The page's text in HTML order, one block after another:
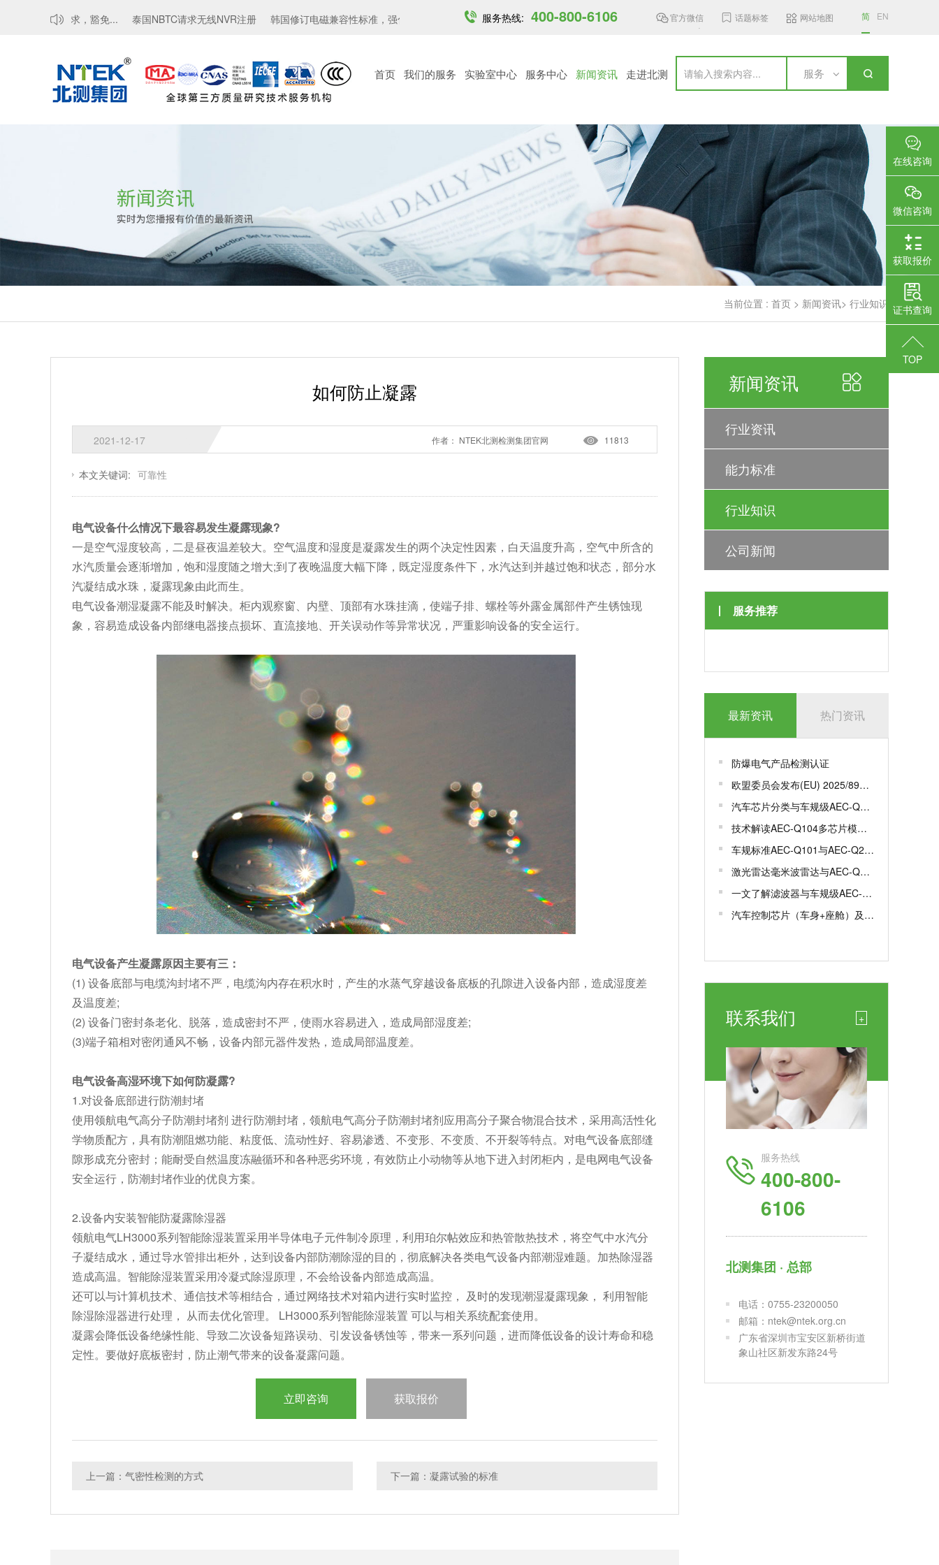
认证要求，豁免... 泰国NBTC请求无线NVR注册 韩国修订电磁兼容性标准，强化关... 印度开放6GHz中低功率免许可频段... 越南MST发布6 GHz频段无线接入设... 加拿大更新无线通信设备标准，新...
服务热线: 400-800-6106 官方微信 话题标签 网站地图 简 EN
服务
首页 我们的服务 实验室中心 服务中心 新闻资讯 走进北测
当前位置 : 首页 > 新闻资讯> 行业知识
新闻资讯
行业资讯
能力标准
行业知识
公司新闻
服务推荐
最新资讯 热门资讯
防爆电气产品检测认证
欧盟委员会发布(EU) 2025/893，更新一系列标准
汽车芯片分类与车规级AEC-Q100认证
技术解读AEC-Q104多芯片模组MCM车规级认证
车规标准AEC-Q101与AEC-Q200有何区别？
激光雷达毫米波雷达与AEC-Q100/102认证解析
一文了解滤波器与车规级AEC-Q200认证
汽车控制芯片（车身+座舱）及车规芯片AEC-Q100测试认证
联系我们 +
服务热线
400-800-
6106
北测集团 · 总部
电话：0755-23200050
邮箱：ntek@ntek.org.cn
广东省深圳市宝安区新桥街道
象山社区新发东路24号
如何防止凝露
2021-12-17 11813
作者： NTEK北测检测集团官网
本文关键词: 可靠性
电气设备什么情况下最容易发生凝露现象?
一是空气湿度较高，二是昼夜温差较大。空气温度和湿度是凝露发生的两个决定性因素，白天温度升高，空气中所含的
水汽质量会逐渐增加，饱和湿度随之增大;到了夜晚温度大幅下降，既定湿度条件下，水汽达到并越过饱和状态，部分水
汽凝结成水珠，凝露现象由此而生。
电气设备潮湿凝露不能及时解决。柜内观察窗、内壁、顶部有水珠挂滴，使端子排、螺栓等外露金属部件产生锈蚀现
象，容易造成设备内部继电器接点损坏、直流接地、开关误动作等异常状况，严重影响设备的安全运行。
电气设备产生凝露原因主要有三：
(1) 设备底部与电缆沟封堵不严，电缆沟内存在积水时，产生的水蒸气穿越设备底板的孔隙进入设备内部，造成湿度差
及温度差;
(2) 设备门密封条老化、脱落 ，造成密封不严，使雨水容易进入，造成局部湿度差;
(3)端子箱相对密闭通风不畅，设备内部元器件发热，造成局部温度差。
电气设备高湿环境下如何防凝露?
1.对设备底部进行防潮封堵
使用领航电气高分子防潮封堵剂 进行防潮封堵，领航电气高分子防潮封堵剂应用高分子聚合物混合技术，采用高活性化
学物质配方，具有防潮阻燃功能、粘度低、流动性好、容易渗透、不变形、不变质、不开裂等特点。对电气设备底部缝
隙形成充分密封；能耐受自然温度冻融循环和各种恶劣环境，有效防止小动物等从地下进入封闭柜内，是电网电气设备
安全运行，防潮封堵作业的优良方案。
2.设备内安装智能防凝露除湿器
领航电气LH3000系列智能除湿装置采用半导体电子元件制冷原理，利用珀尔帖效应和热管散热技术，将空气中水汽分
子凝结成水，通过导水管排出柜外，达到设备内部防潮除湿的目的，彻底解决各类电气设备内部潮湿难题。加热除湿器
造成高温。智能除湿装置采用冷凝式除湿原理，不会给设备内部造成高温。
还可以与计算机技术、通信技术等相结合，通过网络技术对箱内进行实时监控 ， 及时的发现潮湿凝露现象， 利用智能
除湿除湿器进行处理， 从而去优化管理。 LH3000系列智能除湿装置 可以与相关系统配套使用。
凝露会降低设备绝缘性能、导致二次设备短路误动、引发设备锈蚀等，带来一系列问题，进而降低设备的设计寿命和稳
定性。要做好底板密封，防止潮气带来的设备凝露问题。
立即咨询 获取报价
上一篇：气密性检测的方式 下一篇：凝露试验的标准
在线咨询
微信咨询
获取报价
证书查询
TOP